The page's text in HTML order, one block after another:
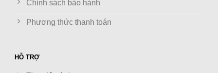
Chính sách bảo hành
Phương thức thanh toán
HỖ TRỢ